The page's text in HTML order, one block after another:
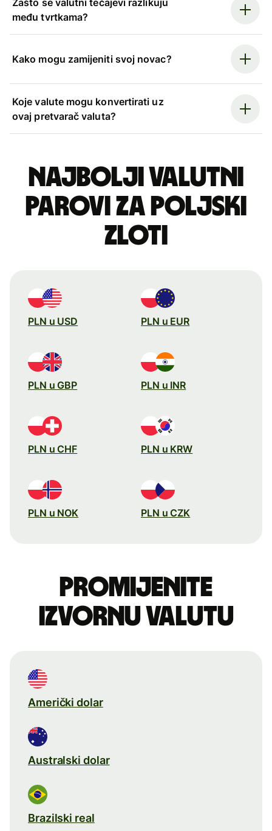
među tvrtkama?
Kako mogu zamijeniti svoj novac?
Koje valute mogu konvertirati uz
ovaj pretvarač valuta?
Najbolji valutni
parovi za poljski
zloti
PLN u USD PLN u EUR
PLN u GBP PLN u INR
PLN u CHF PLN u KRW
PLN u NOK PLN u CZK
Promijenite
izvornu valutu
Američki dolar
Australski dolar
Brazilski real